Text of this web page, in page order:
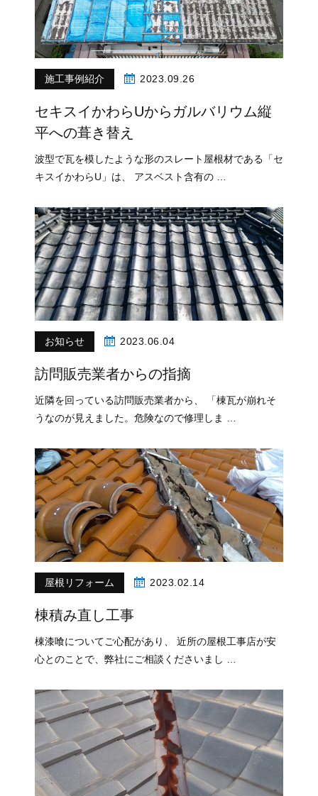
施工事例紹介 2023.09.26
セキスイかわらUからガルバリウム縦
平への葺き替え
波型で瓦を模したような形のスレート屋根材である「セ
キスイかわらU」は、 アスベスト含有の …
お知らせ 2023.06.04
訪問販売業者からの指摘
近隣を回っている訪問販売業者から、 「棟瓦が崩れそ
うなのが見えました。危険なので修理しま …
屋根リフォーム 2023.02.14
棟積み直し工事
棟漆喰についてご心配があり、 近所の屋根工事店が安
心とのことで、弊社にご相談くださいまし …